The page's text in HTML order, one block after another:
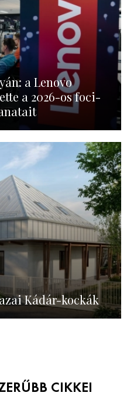
a Lenovo
a 2026-os foci-
Kádár-kockák
CIKKEI